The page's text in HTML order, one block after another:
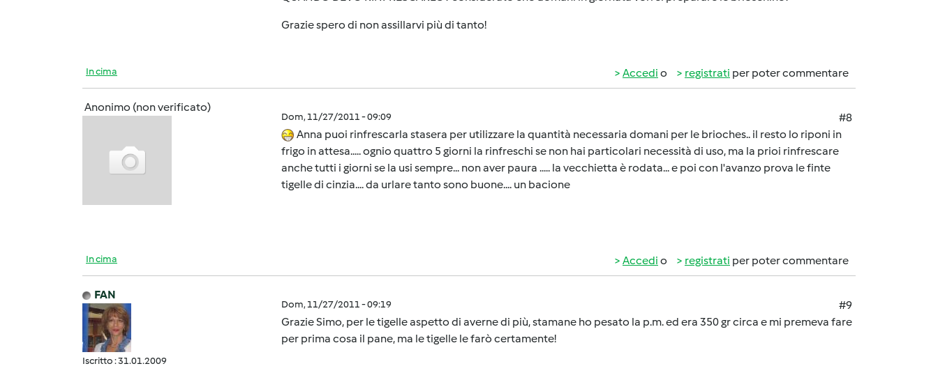
Grazie spero di non assillarvi più di tanto!
In cima Accedi o registrati per poter commentare
Anonimo (non verificato)
Dom, 11/27/2011 - 09:09
#8
Anna puoi rinfrescarla stasera per utilizzare la quantità necessaria domani per le brioches.. il resto lo riponi in
frigo in attesa..... ognio quattro 5 giorni la rinfreschi se non hai particolari necessità di uso, ma la prioi rinfrescare
anche tutti i giorni se la usi sempre... non aver paura ..... la vecchietta è rodata... e poi con l'avanzo prova le finte
tigelle di cinzia.... da urlare tanto sono buone.... un bacione
In cima Accedi o registrati per poter commentare
FAN
Iscritto : 31.01.2009
Dom, 11/27/2011 - 09:19
#9
Grazie Simo, per le tigelle aspetto di averne di più, stamane ho pesato la p.m. ed era 350 gr circa e mi premeva fare
per prima cosa il pane, ma le tigelle le farò certamente!